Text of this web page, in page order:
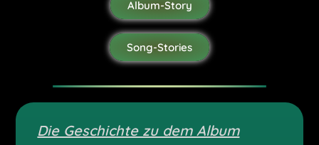
Album-Story
Song-Stories
Die Geschichte zu dem Album